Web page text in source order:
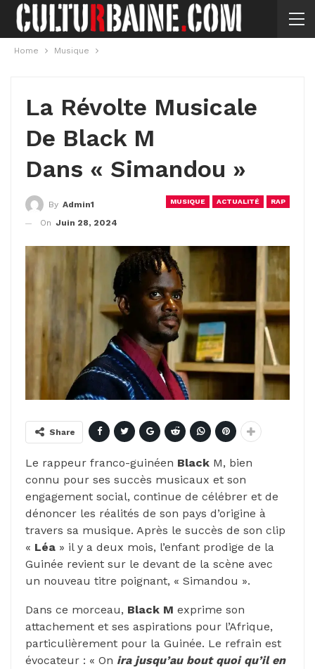
Home Musique
La Révolte Musicale
De Black M
Dans « Simandou »
MUSIQUE ACTUALITÉ RAP
By Admin1
On Juin 28, 2024
Share
Le rappeur franco-guinéen Black M, bien
connu pour ses succès musicaux et son
engagement social, continue de célébrer et de
dénoncer les réalités de son pays d’origine à
travers sa musique. Après le succès de son clip
« Léa » il y a deux mois, l’enfant prodige de la
Guinée revient sur le devant de la scène avec
un nouveau titre poignant, « Simandou ».
Dans ce morceau, Black M exprime son
attachement et ses aspirations pour l’Afrique,
particulièrement pour la Guinée. Le refrain est
évocateur : « On ira jusqu’au bout quoi qu’il en